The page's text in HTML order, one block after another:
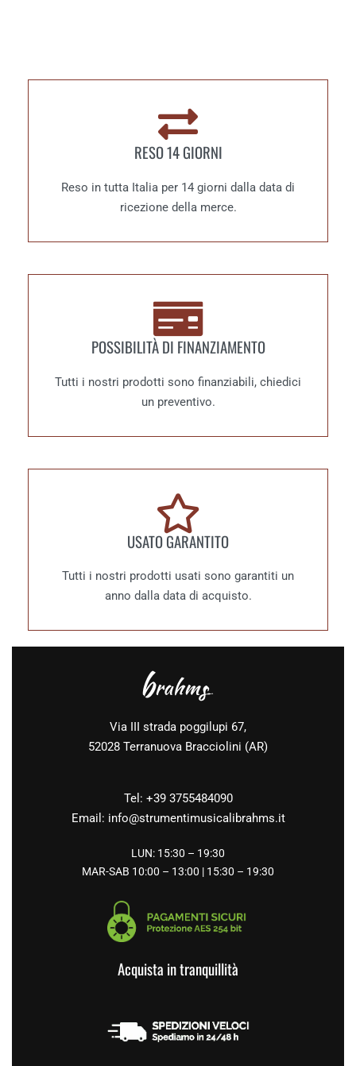
RESO 14 GIORNI
Reso in tutta Italia per 14 giorni dalla data di
ricezione della merce.
POSSIBILITÀ DI FINANZIAMENTO
Tutti i nostri prodotti sono finanziabili, chiedici
un preventivo.
USATO GARANTITO
Tutti i nostri prodotti usati sono garantiti un
anno dalla data di acquisto.
Via III strada poggilupi 67,
52028 Terranuova Bracciolini (AR)
Tel: +39 3755484090
Email: info@strumentimusicalibrahms.it
LUN: 15:30 – 19:30
MAR-SAB 10:00 – 13:00 | 15:30 – 19:30
Acquista in tranquillità